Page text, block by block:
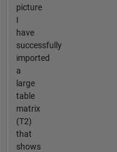
picture
I
have
successfully
imported
a
large
table
matrix
(T2)
that
shows